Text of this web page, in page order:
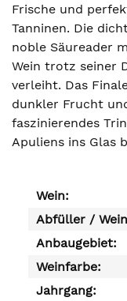
Frische und
Tanninen. Die
noble Säureader
Wein trotz seiner
verleiht. Das
dunkler Frucht
faszinierendes
Apuliens ins Glas
Wein:
Abfüller /
Anbaugebiet:
Weinfarbe:
Jahrgang: